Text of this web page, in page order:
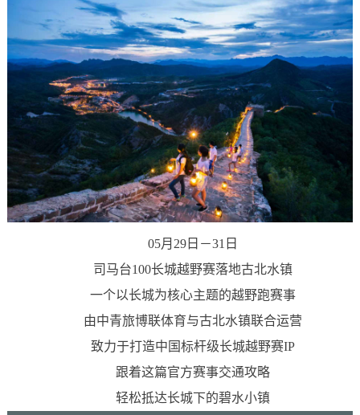
05月29日－31日
司马台100长城越野赛落地古北水镇
一个以长城为核心主题的越野跑赛事
由中青旅博联体育与古北水镇联合运营
致力于打造中国标杆级长城越野赛IP
跟着这篇官方赛事交通攻略
轻松抵达长城下的碧水小镇